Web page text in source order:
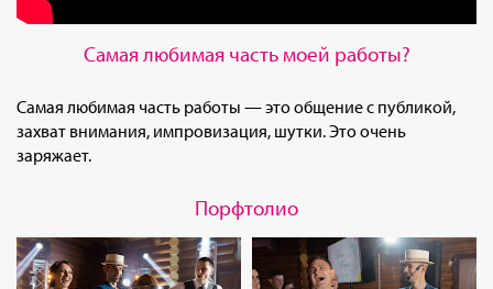
Самая любимая часть моей работы?
Самая любимая часть работы — это общение с публикой,
захват внимания, импровизация, шутки. Это очень
заряжает.
Порфтолио